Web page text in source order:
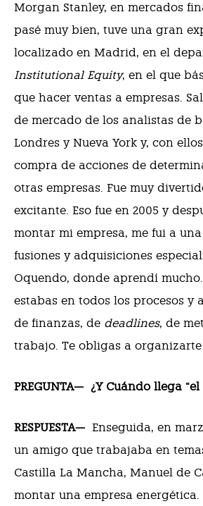
Morgan Stanley, en mercados
pasé muy bien, tuve una gran
localizado en Madrid, en el
Institutional Equity, en el que
que hacer ventas a empresas.
de mercado de los analistas de
Londres y Nueva York y, con
compra de acciones de
otras empresas. Fue muy
excitante. Eso fue en 2005 y
montar mi empresa, me fui a una
fusiones y adquisiciones
Oquendo, donde aprendí
estabas en todos los procesos y
de finanzas, de deadlines, de
trabajo. Te obligas a organizarte
PREGUNTA— ¿Y Cuándo llega “el
RESPUESTA— Enseguida, en
un amigo que trabajaba en
Castilla La Mancha, Manuel de
montar una empresa energética.